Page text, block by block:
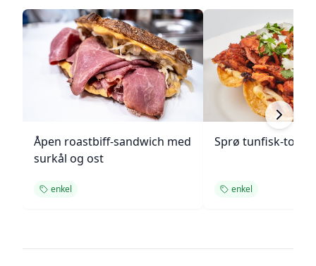
Åpen roastbiff-sandwich med
surkål og ost
enkel
Sprø tunfisk-
enkel